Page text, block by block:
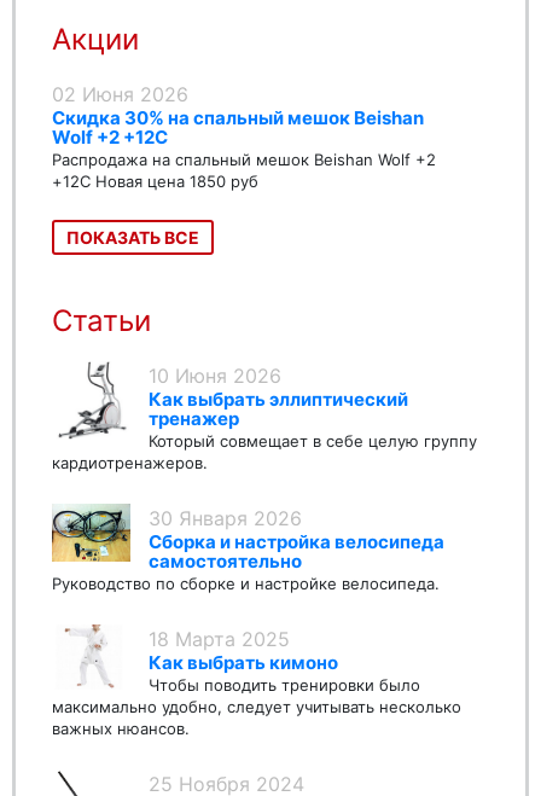
Акции
02 Июня 2026
Скидка 30% на спальный мешок Beishan
Wolf +2 +12C
Распродажа на спальный мешок Beishan Wolf +2
+12C Новая цена 1850 руб
ПОКАЗАТЬ ВСЕ
Статьи
10 Июня 2026
Как выбрать эллиптический
тренажер
Который совмещает в себе целую группу
кардиотренажеров.
30 Января 2026
Сборка и настройка велосипеда
самостоятельно
Руководство по сборке и настройке велосипеда.
18 Марта 2025
Как выбрать кимоно
Чтобы поводить тренировки было
максимально удобно, следует учитывать несколько
важных нюансов.
25 Ноября 2024